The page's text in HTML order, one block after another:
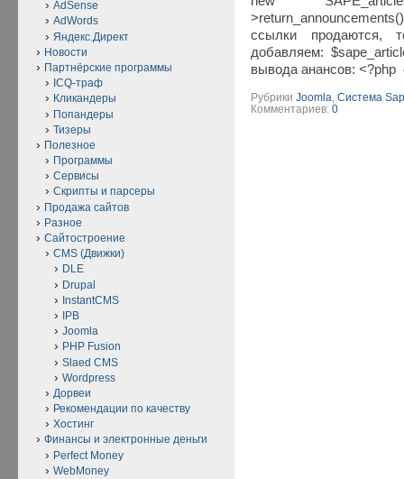
ссылки
добавляем:
вывода анансов:
РубрикиJoomla ,Система
Комментариев:0
AdSense
AdWords
Яндекс.Директ
Новости
Партнёрские программы
ICQ-траф
Кликандеры
Попандеры
Тизеры
Полезное
Программы
Сервисы
Скрипты и парсеры
Продажа сайтов
Разное
Сайтостроение
CMS (Движки)
DLE
Drupal
InstantCMS
IPB
Joomla
PHP Fusion
Slaed CMS
Wordpress
Дорвеи
Рекомендации по качеству
Хостинг
Финансы и электронные деньги
Perfect Money
WebMoney